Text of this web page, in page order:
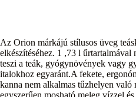
Az Orion márkájú stílusos üveg
elkészítéséhez. 1 ,73 l űrtartalmával
teszi a teák, gyógynövények vagy
italokhoz egyaránt.A fekete,
kanna nem alkalmas tűzhelyen való